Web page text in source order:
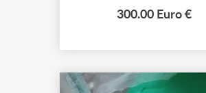
long x 50cm de large x
l...
300.00 Euro €